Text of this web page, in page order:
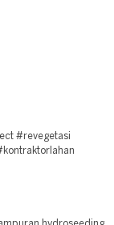
#revegetasi